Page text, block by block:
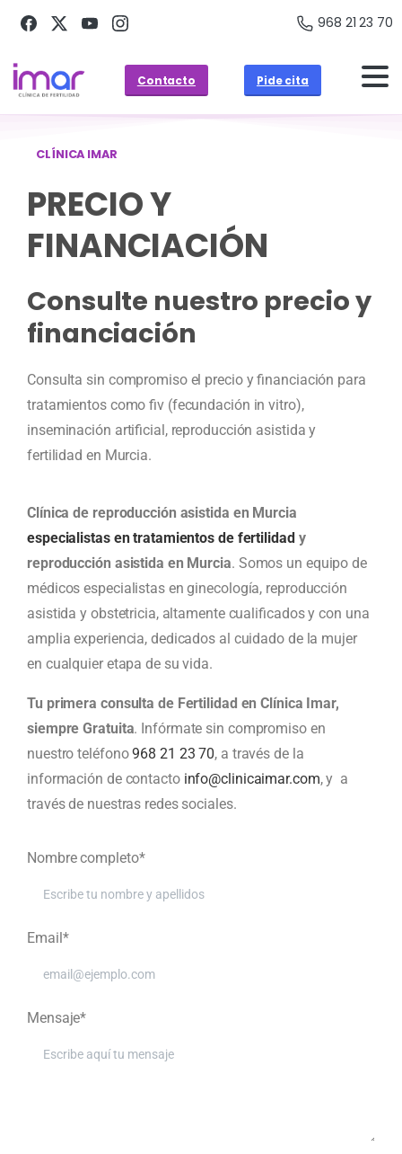
968 21 23 70
Contacto Pide cita
CLÍNICA IMAR
PRECIO Y
FINANCIACIÓN
Consulte nuestro precio y
financiación
Consulta sin compromiso el precio y financiación para
tratamientos como fiv (fecundación in vitro),
inseminación artificial, reproducción asistida y
fertilidad en Murcia.
Clínica de reproducción asistida en Murcia
especialistas en tratamientos de fertilidady
reproducción asistida en Murcia. Somos un equipo de
médicos especialistas en ginecología, reproducción
asistida y obstetricia, altamente cualificados y con una
amplia experiencia, dedicados al cuidado de la mujer
en cualquier etapa de su vida.
Tu primera consulta de Fertilidad en Clínica Imar,
siempre Gratuita. Infórmate sin compromiso en
nuestro teléfono968 21 23 70, a través de la
información de contacto info@clinicaimar.com, y a
través de nuestras redes sociales.
Nombre completo*
Email*
Mensaje*